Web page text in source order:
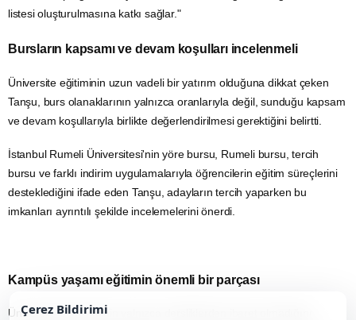
listesi oluşturulmasına katkı sağlar."
Bursların kapsamı ve devam koşulları incelenmeli
Üniversite eğitiminin uzun vadeli bir yatırım olduğuna dikkat çeken
Tanşu, burs olanaklarının yalnızca oranlarıyla değil, sunduğu kapsam
ve devam koşullarıyla birlikte değerlendirilmesi gerektiğini belirtti.
İstanbul Rumeli Üniversitesi'nin yöre bursu, Rumeli bursu, tercih
bursu ve farklı indirim uygulamalarıyla öğrencilerin eğitim süreçlerini
desteklediğini ifade eden Tanşu, adayların tercih yaparken bu
imkanları ayrıntılı şekilde incelemelerini önerdi.
Kampüs yaşamı eğitimin önemli bir parçası
Üniversite deneyiminin yalnızca dersliklerden ibaret olmadığını
Çerez Bildirimi